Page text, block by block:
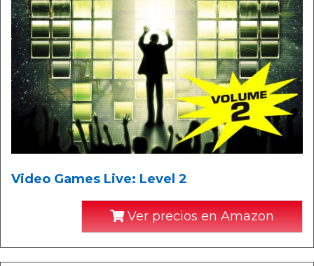
Video Games Live: Level 2
Ver precios en Amazon